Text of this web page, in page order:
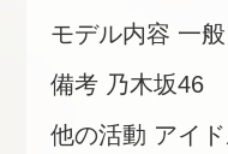
モデル内容 一般
備考 乃木坂46
他の活動 アイ